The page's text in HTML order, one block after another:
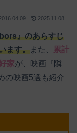
2016.04.09 2025.11.08
』のあらすじ
ます。 また、
累計
家が、映画『隣
の映画5選も紹介